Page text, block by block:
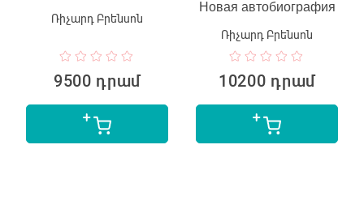
Ռիչարդ Բրենսոն
9500 դրամ
Новая автобиография
Ռիչարդ Բրենսոն
10200 դրամ